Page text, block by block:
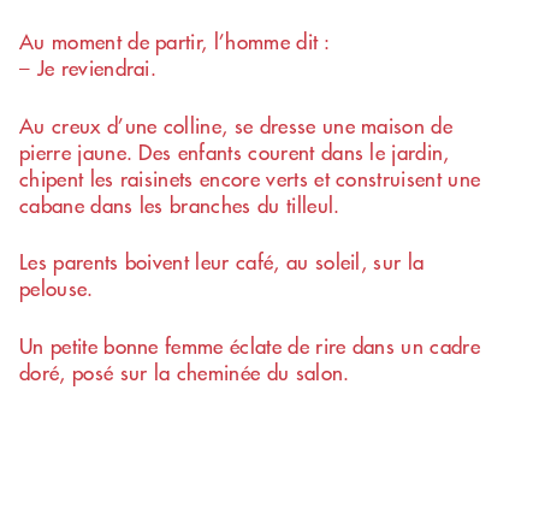
Au moment de partir, l’homme dit :
– Je reviendrai.
Au creux d’une colline, se dresse une maison de
pierre jaune. Des enfants courent dans le jardin,
chipent les raisinets encore verts et construisent une
cabane dans les branches du tilleul.
Les parents boivent leur café, au soleil, sur la
pelouse.
Un petite bonne femme éclate de rire dans un cadre
doré, posé sur la cheminée du salon.